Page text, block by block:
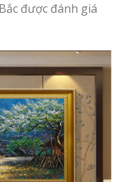
được đánh giá